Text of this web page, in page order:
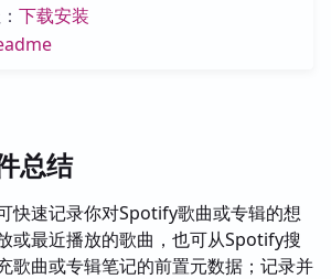
下载安装
总结
快速记录你对Spotify歌曲或专辑的想
或最近播放的歌曲，也可从Spotify搜
歌曲或专辑笔记的前置元数据；记录并